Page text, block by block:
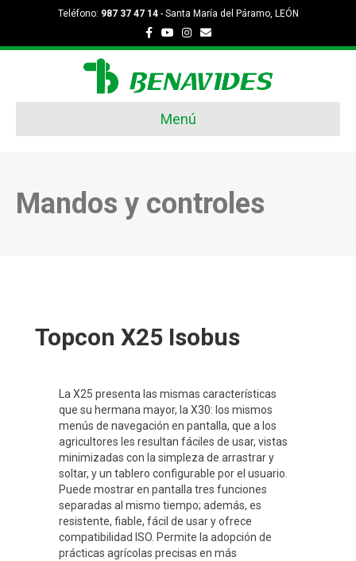
Teléfono: 987 37 47 14- Santa María del Páramo, LEÓN
FacebookYoutubeInstagram
Email
Menú
Mandos y controles
Topcon X25 Isobus
La X25 presenta las mismas características
que su hermana mayor, la X30: los mismos
menús de navegación en pantalla, que a los
agricultores les resultan fáciles de usar, vistas
minimizadas con la simpleza de arrastrar y
soltar, y un tablero configurable por el usuario.
Puede mostrar en pantalla tres funciones
separadas al mismo tiempo; además, es
resistente, fiable, fácil de usar y ofrece
compatibilidad ISO. Permite la adopción de
prácticas agrícolas precisas en más